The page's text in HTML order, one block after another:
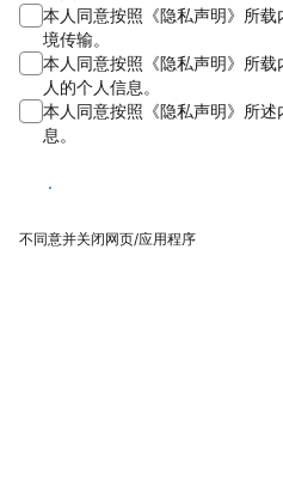
本人同意按照《隐私声明》所
境传输。
本人同意按照《隐私声明》所
人的个人信息。
本人同意按照《隐私声明》所
息。
同意
不同意并关闭网页/应用程序